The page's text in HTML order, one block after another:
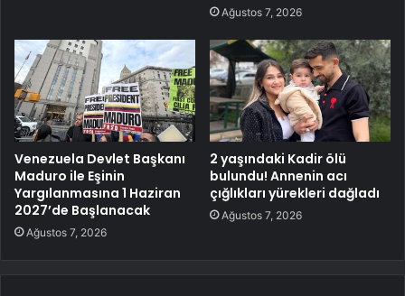
Ağustos 7, 2026
Venezuela Devlet Başkanı
Maduro ile Eşinin
Yargılanmasına 1 Haziran
2027’de Başlanacak
Ağustos 7, 2026
2 yaşındaki Kadir ölü
bulundu! Annenin acı
çığlıkları yürekleri dağladı
Ağustos 7, 2026